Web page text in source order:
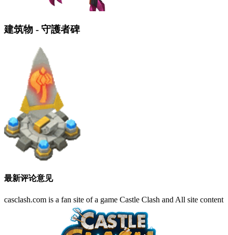
建筑物 - 守護者碑
最新评论意见
casclash.com is a fan site of a game Castle Clash and All site content